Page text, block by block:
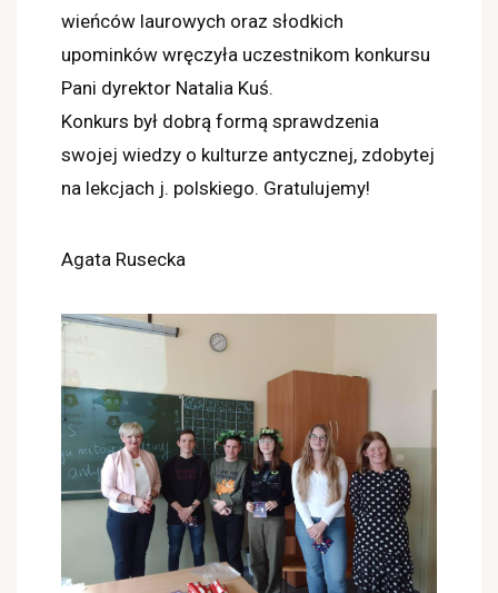
wieńców laurowych oraz słodkich
upominków wręczyła uczestnikom konkursu
Pani dyrektor Natalia Kuś.
Konkurs był dobrą formą sprawdzenia
swojej wiedzy o kulturze antycznej, zdobytej
na lekcjach j. polskiego. Gratulujemy!
Agata Rusecka